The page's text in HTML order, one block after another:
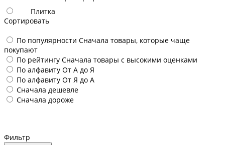
Плитка
Сортировать
По популярности Сначала товары, которые чаще
покупают
По рейтингу Сначала товары с высокими оценками
По алфавиту От А до Я
По алфавиту От Я до А
Сначала дешевле
Сначала дороже
Фильтр